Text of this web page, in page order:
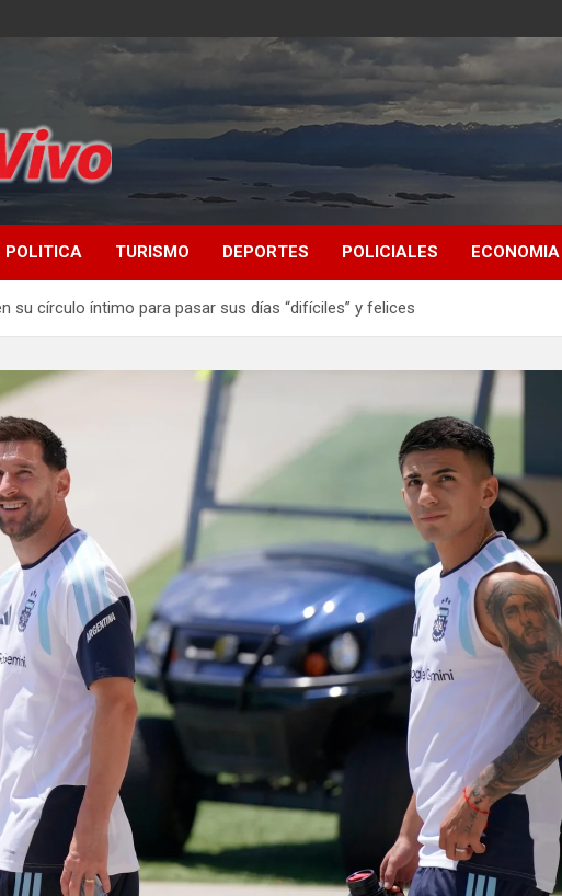
POLITICA TURISMO DEPORTES POLICIALES ECONOMIA
su círculo íntimo para pasar sus días “difíciles” y felices